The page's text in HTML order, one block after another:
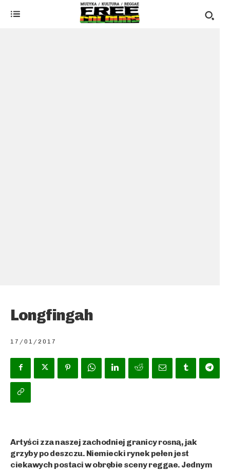
Longfingah
17/01/2017
Artyści zza naszej zachodniej granicy rosną, jak
grzyby po deszczu. Niemiecki rynek pełen jest
ciekawych postaci w obrębie sceny reggae. Jednym